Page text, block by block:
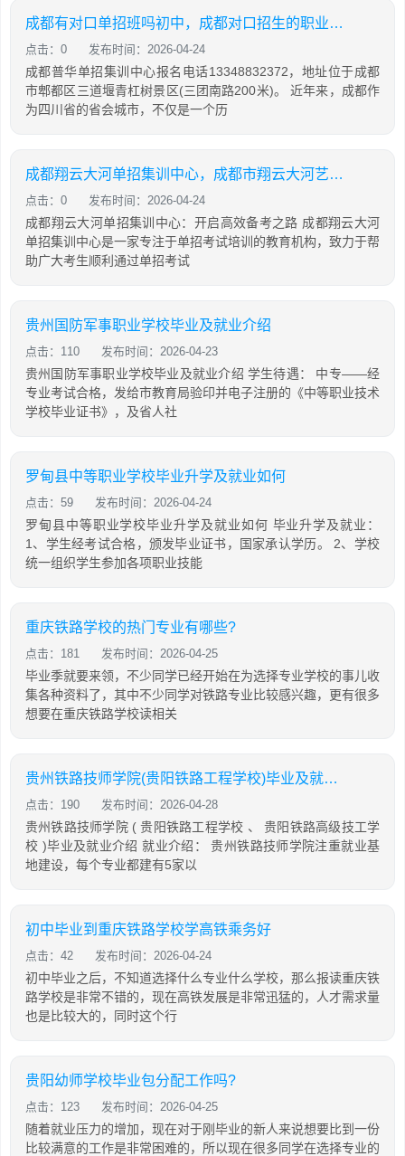
成都有对口单招班吗初中，成都对口招生的职业学院
点击：0 发布时间：2026-04-24
成都普华单招集训中心报名电话13348832372，地址位于成都
市郫都区三道堰青杠树景区(三团南路200米)。 近年来，成都作
为四川省的省会城市，不仅是一个历
成都翔云大河单招集训中心，成都市翔云大河艺术学校2015级毕业演出
点击：0 发布时间：2026-04-24
成都翔云大河单招集训中心：开启高效备考之路 成都翔云大河
单招集训中心是一家专注于单招考试培训的教育机构，致力于帮
助广大考生顺利通过单招考试
贵州国防军事职业学校毕业及就业介绍
点击：110 发布时间：2026-04-23
贵州国防军事职业学校毕业及就业介绍 学生待遇： 中专——经
专业考试合格，发给市教育局验印并电子注册的《中等职业技术
学校毕业证书》，及省人社
罗甸县中等职业学校毕业升学及就业如何
点击：59 发布时间：2026-04-24
罗甸县中等职业学校毕业升学及就业如何 毕业升学及就业：
1、学生经考试合格，颁发毕业证书，国家承认学历。 2、学校
统一组织学生参加各项职业技能
重庆铁路学校的热门专业有哪些?
点击：181 发布时间：2026-04-25
毕业季就要来领，不少同学已经开始在为选择专业学校的事儿收
集各种资料了，其中不少同学对铁路专业比较感兴趣，更有很多
想要在重庆铁路学校读相关
贵州铁路技师学院(贵阳铁路工程学校)毕业及就业介绍
点击：190 发布时间：2026-04-28
贵州铁路技师学院 ( 贵阳铁路工程学校 、 贵阳铁路高级技工学
校 )毕业及就业介绍 就业介绍： 贵州铁路技师学院注重就业基
地建设，每个专业都建有5家以
初中毕业到重庆铁路学校学高铁乘务好
点击：42 发布时间：2026-04-24
初中毕业之后，不知道选择什么专业什么学校，那么报读重庆铁
路学校是非常不错的，现在高铁发展是非常迅猛的，人才需求量
也是比较大的，同时这个行
贵阳幼师学校毕业包分配工作吗?
点击：123 发布时间：2026-04-25
随着就业压力的增加，现在对于刚毕业的新人来说想要比到一份
比较满意的工作是非常困难的，所以现在很多同学在选择专业的